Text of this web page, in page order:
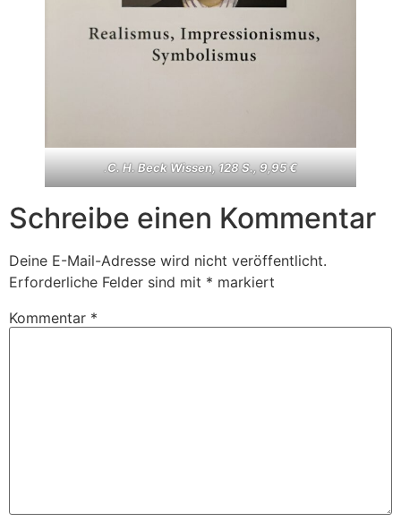
.C. H. Beck Wissen, 128 S., 9,95 €
Schreibe einen Kommentar
Deine E-Mail-Adresse wird nicht veröffentlicht.
Erforderliche Felder sind mit * markiert
Kommentar *